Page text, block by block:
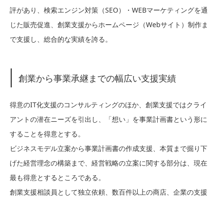
評があり、検索エンジン対策（SEO）・WEBマーケティングを通
じた販売促進、創業支援からホームページ（Webサイト）制作ま
で支援し、総合的な実績を誇る。
創業から事業承継までの幅広い支援実績
得意のIT化支援のコンサルティングのほか、創業支援ではクライ
アントの潜在ニーズを引出し、「想い」を事業計画書という形に
することを得意とする。
ビジネスモデル立案から事業計画書の作成支援、本質まで掘り下
げた経営理念の構築まで、経営戦略の立案に関する部分は、現在
最も得意とするところである。
創業支援相談員として独立依頼、数百件以上の商店、企業の支援